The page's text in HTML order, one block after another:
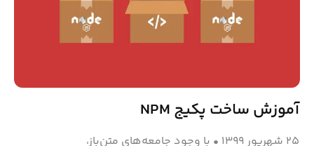
آموزش ساخت پکیج NPM
۲۵ شهریور ۱۳۹۹ • با وجود جامعه‌های متن‌باز،